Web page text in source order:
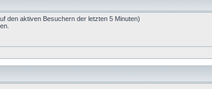
den aktiven Besuchern der letzten 5 Minuten)